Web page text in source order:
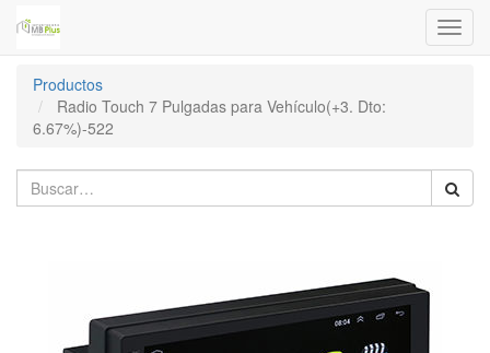
Menú
de
Productos
Radio Touch 7 Pulgadas para Vehículo(+3. Dto:
6.67%)-522